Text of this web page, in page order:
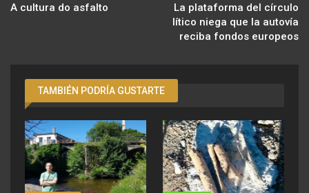
A cultura do asfalto
La plataforma del círculo
lítico niega que la autovía
reciba fondos europeos
TAMBIÉN PODRÍA GUSTARTE